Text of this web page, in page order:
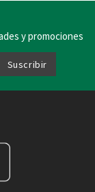
y promociones